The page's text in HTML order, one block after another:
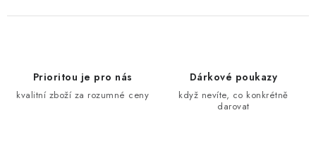
Prioritou je pro nás
kvalitní zboží za rozumné ceny
Dárkové poukazy
když nevíte, co konkrétně
darovat